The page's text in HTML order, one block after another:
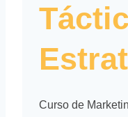
Curso de